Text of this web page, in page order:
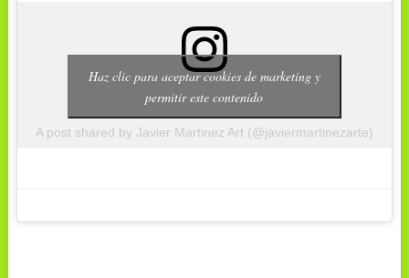
A post shared by Javier Martinez Art (@javiermartinezarte)
Haz clic para aceptar cookies de marketing y
permitir este contenido